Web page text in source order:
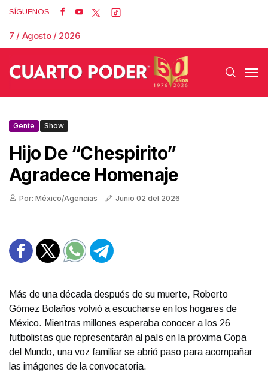
SÍGUENOS
7 / Agosto / 2026
Gente Show
Hijo De “Chespirito”
Agradece Homenaje
Por: México/Agencias Junio 02 del 2026
Más de una década después de su muerte, Roberto
Gómez Bolaños volvió a escucharse en los hogares de
México. Mientras millones esperaba conocer a los 26
futbolistas que representarán al país en la próxima Copa
del Mundo, una voz familiar se abrió paso para acompañar
las imágenes de la convocatoria.